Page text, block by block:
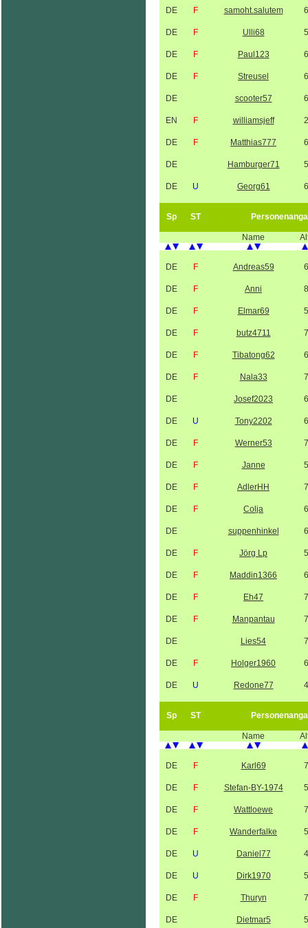
DE F samoht.salutem
DE F Ulli68
DE F Paul123
DE F Streusel
DE scooter57
EN F williamsjeff
DE F Matthias777
DE Hamburger71
DE U Georg61
Sp ST
Name
DE F Andreas59
DE F Anni
DE F Elmar69
DE F butz4711
DE F Tibatong62
DE F Nala33
DE Josef2023
DE U Tony2202
DE F Werner53
DE F Janne
DE F AdlerHH
DE F Colja
DE suppenhinkel
DE F Jörg Lp
DE F Maddin1366
DE F Eh47
DE F Manpantau
DE Lies54
DE F Holger1960
DE U Redone77
Sp ST
Name
DE F Karl69
DE F Stefan-BY-1974
DE F Wattloewe
DE F Wanderfalke
DE U Daniel77
DE U Dirk1970
DE F Thuryn
DE Dietmar5